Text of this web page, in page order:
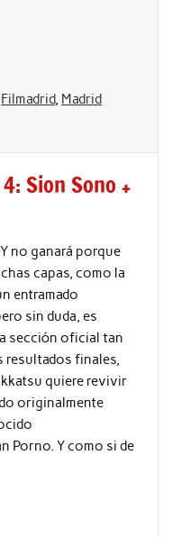
Filmadrid, Madrid
Sion Sono +
no ganará porque
capas, como la
entramado
sin duda, es
sección oficial tan
resultados finales,
quiere revivir
originalmente
Porno. Y como si de